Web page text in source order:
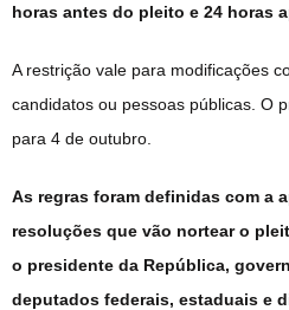
horas antes do pleito e 24 horas
A restrição vale para modificações
candidatos ou pessoas públicas. O
para 4 de outubro.
As regras foram definidas com a
resoluções que vão nortear o
o presidente da República,
deputados federais, estaduais e